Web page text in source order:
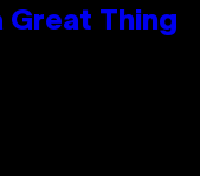
Great Thing